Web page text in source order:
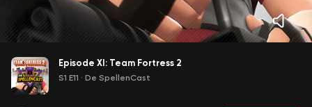
Episode XI: Team Fortress 2
S1 E11 · De SpellenCast